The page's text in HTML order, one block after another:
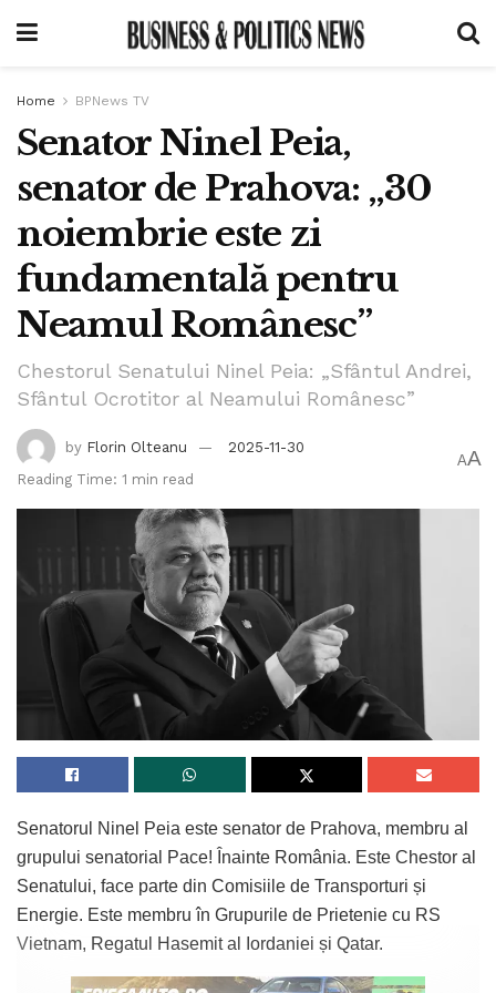
Home BPNews TV
Senator Ninel Peia,
senator de Prahova: „30
noiembrie este zi
fundamentală pentru
Neamul Românesc”
Chestorul Senatului Ninel Peia: „Sfântul Andrei,
Sfântul Ocrotitor al Neamului Românesc”
by Florin Olteanu
2025-11-30
Reading Time: 1 min read
AA
Senatorul Ninel Peia este senator de Prahova, membru al
grupului senatorial Pace! Înainte România. Este Chestor al
Senatului, face parte din Comisiile de Transporturi și
Energie. Este membru în Grupurile de Prietenie cu RS
Vietnam, Regatul Hasemit al Iordaniei și Qatar.